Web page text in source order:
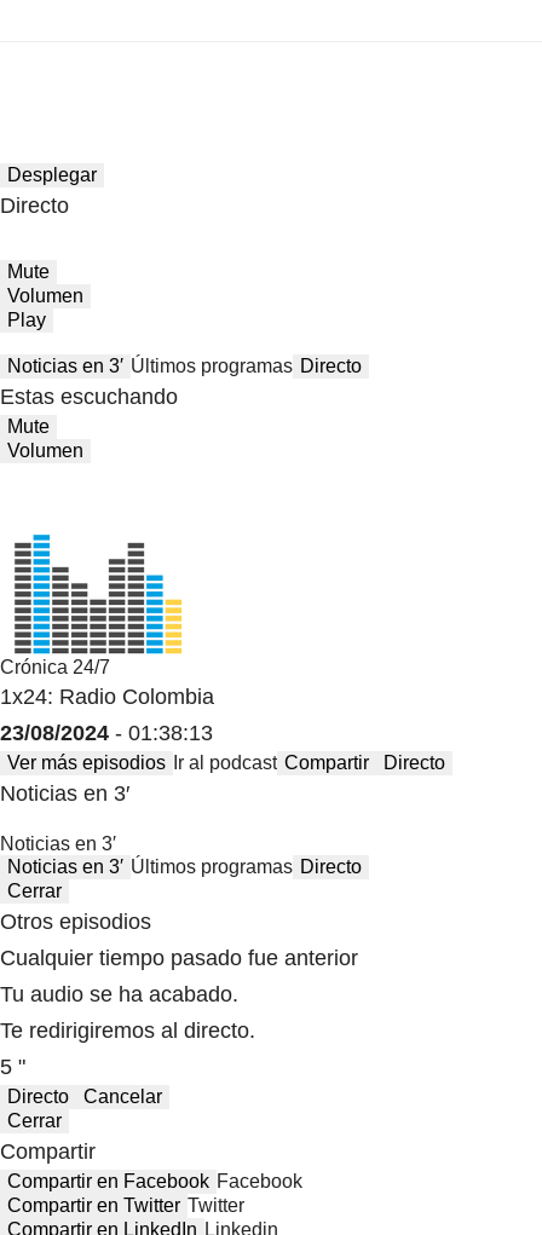
Desplegar
Directo
Mute
Volumen
Play
Noticias en 3′ Últimos programas Directo
Estas escuchando
Mute
Volumen
Crónica 24/7
1x24: Radio Colombia
23/08/2024 - 01:38:13
Ver más episodios Ir al podcast Compartir Directo
Noticias en 3′
Noticias en 3′
Noticias en 3′ Últimos programas Directo
Cerrar
Otros episodios
Cualquier tiempo pasado fue anterior
Tu audio se ha acabado.
Te redirigiremos al directo.
5 "
Directo
Cancelar
Cerrar
Compartir
Compartir en Facebook Facebook
Compartir en Twitter Twitter
Compartir en LinkedIn Linkedin